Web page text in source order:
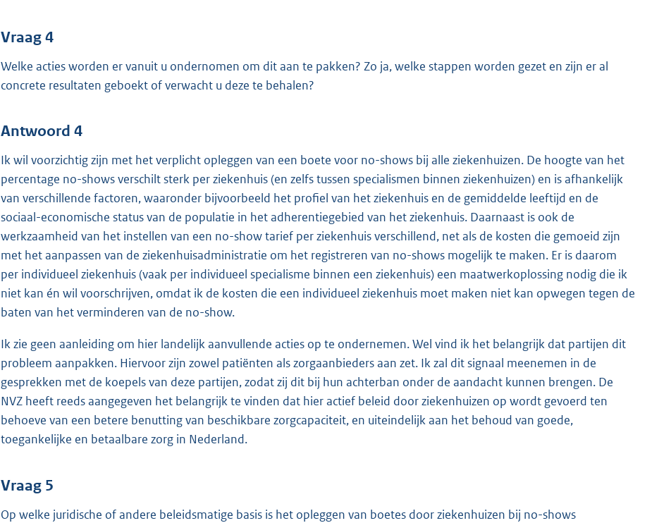
Vraag 4
Welke acties worden er vanuit u ondernomen om dit aan te pakken? Zo ja, welke stappen worden gezet en zijn er al
concrete resultaten geboekt of verwacht u deze te behalen?
Antwoord 4
Ik wil voorzichtig zijn met het verplicht opleggen van een boete voor no-shows bij alle ziekenhuizen. De hoogte van het
percentage no-shows verschilt sterk per ziekenhuis (en zelfs tussen specialismen binnen ziekenhuizen) en is afhankelijk
van verschillende factoren, waaronder bijvoorbeeld het profiel van het ziekenhuis en de gemiddelde leeftijd en de
sociaal-economische status van de populatie in het adherentiegebied van het ziekenhuis. Daarnaast is ook de
werkzaamheid van het instellen van een no-show tarief per ziekenhuis verschillend, net als de kosten die gemoeid zijn
met het aanpassen van de ziekenhuisadministratie om het registreren van no-shows mogelijk te maken. Er is daarom
per individueel ziekenhuis (vaak per individueel specialisme binnen een ziekenhuis) een maatwerkoplossing nodig die ik
niet kan én wil voorschrijven, omdat ik de kosten die een individueel ziekenhuis moet maken niet kan opwegen tegen de
baten van het verminderen van de no-show.
Ik zie geen aanleiding om hier landelijk aanvullende acties op te ondernemen. Wel vind ik het belangrijk dat partijen dit
probleem aanpakken. Hiervoor zijn zowel patiënten als zorgaanbieders aan zet. Ik zal dit signaal meenemen in de
gesprekken met de koepels van deze partijen, zodat zij dit bij hun achterban onder de aandacht kunnen brengen. De
NVZ heeft reeds aangegeven het belangrijk te vinden dat hier actief beleid door ziekenhuizen op wordt gevoerd ten
behoeve van een betere benutting van beschikbare zorgcapaciteit, en uiteindelijk aan het behoud van goede,
toegankelijke en betaalbare zorg in Nederland.
Vraag 5
Op welke juridische of andere beleidsmatige basis is het opleggen van boetes door ziekenhuizen bij no-shows